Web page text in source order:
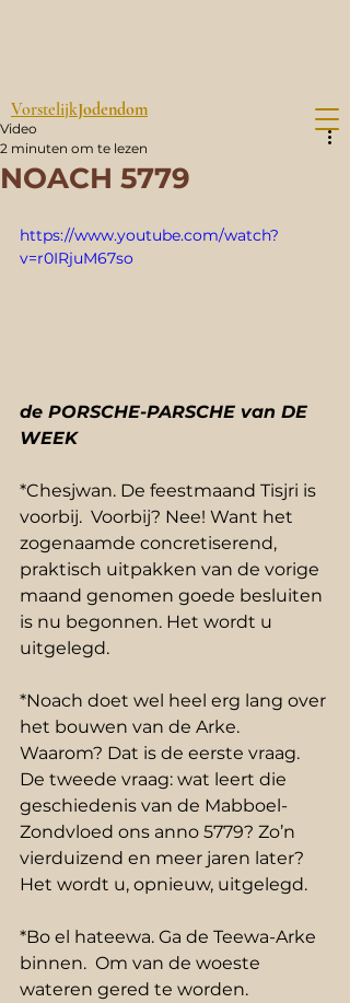
VorstelijkJodendom
NOACH 5779
Video
2 minuten om te lezen
https://www.youtube.com/watch?
v=r0IRjuM67so
de PORSCHE-PARSCHE van DE
WEEK
*Chesjwan. De feestmaand Tisjri is
voorbij.  Voorbij? Nee! Want het
zogenaamde concretiserend,
praktisch uitpakken van de vorige
maand genomen goede besluiten
is nu begonnen. Het wordt u
uitgelegd.
*Noach doet wel heel erg lang over
het bouwen van de Arke.
Waarom? Dat is de eerste vraag.
De tweede vraag: wat leert die
geschiedenis van de Mabboel-
Zondvloed ons anno 5779? Zo’n
vierduizend en meer jaren later?
Het wordt u, opnieuw, uitgelegd.
*Bo el hateewa. Ga de Teewa-Arke
binnen.  Om van de woeste
wateren gered te worden.